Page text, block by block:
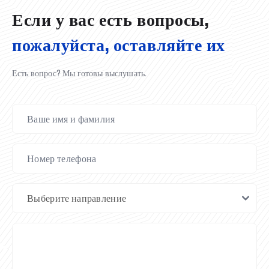
Если у вас есть вопросы,
пожалуйста, оставляйте их
Есть вопрос? Мы готовы выслушать.